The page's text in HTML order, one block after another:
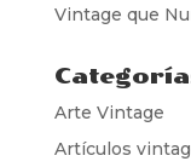
Vintage que
Arte Vintage
Artículos